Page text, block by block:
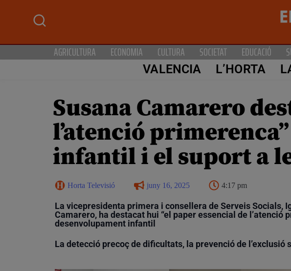
AGRICULTURA ECONOMIA CULTURA SOCIETAT EDUCACIÓ
VALENCIA L’HORTA
Susana Camarero
l’atenció
infantil i el suport a
Horta Televisió juny 16, 2025 4:17 pm
La vicepresidenta primera i consellera de Serveis Socials,
Camarero, ha destacat hui “el paper essencial de l’atenció
desenvolupament infantil
La detecció precoç de dificultats, la prevenció de